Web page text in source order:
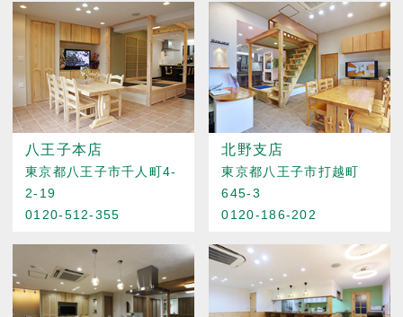
八王子本店
東京都八王子市千人町4-
2-19
0120-512-355
北野支店
東京都八王子市打越町
645-3
0120-186-202